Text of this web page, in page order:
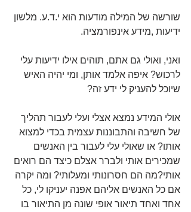
שורשה של המילה מודעות הוא י.ד.ע. מלשון
ידיעות ,מידע אינפורמציה.
ואני, ואולי גם אתם, תוהים אילו ידיעות עלי
לרכוש? איפה אלמד אותן, ומי יהיה האיש
שיוכל להעניק לי ידע זה?
אולי המידע נמצא אצלי ועלי לעבור תהליך
של חשיבה והתבוננות עצמית בכדי למצוא
אותו? או שאולי עלי לעבור בין האנשים
שמכירים אותי ולברר אצלם כיצד הם רואים
אותי?מה הם חסרונותי ומעלותי? ומה יקרה
אם כל האנשים אליהם אפנה יעניקו לי, כל
אחד ואחד תיאור אופי שונה מן התיאור בו